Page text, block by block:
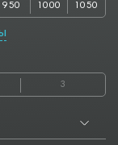
950 1000 1050
1400
3000 3050 3500
5050 5500 5550
3